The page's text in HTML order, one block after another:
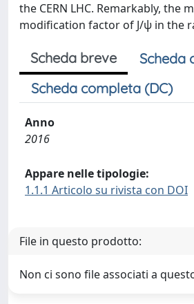
the CERN LHC. Remarkably, the
modification factor of J/ψ in the
Scheda breve
Scheda
Scheda completa (DC)
Anno
2016
Appare nelle tipologie:
1.1.1 Articolo su rivista con DOI
File in questo prodotto:
Non ci sono file associati a